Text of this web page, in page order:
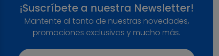
¡Suscríbete a nuestra Newsletter!
Mantente al tanto de nuestras novedades,
promociones exclusivas y mucho más.